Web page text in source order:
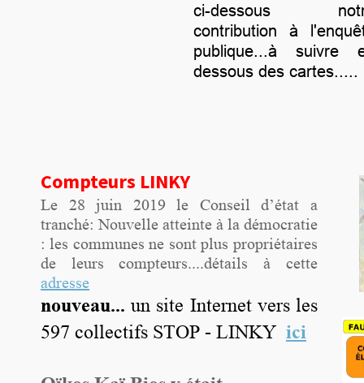
ci-dessous
contribution à
publique...à suivre
dessous des cartes.....
Compteurs LINKY
Le 28 juin 2019 le Conseil d’état a
tranché: Nouvelle atteinte à la démocratie
: les communes ne sont plus propriétaires
de leurs compteurs....détails à cette
adresse
nouveau... un site Internet vers les
597 collectifs STOP - LINKY ici